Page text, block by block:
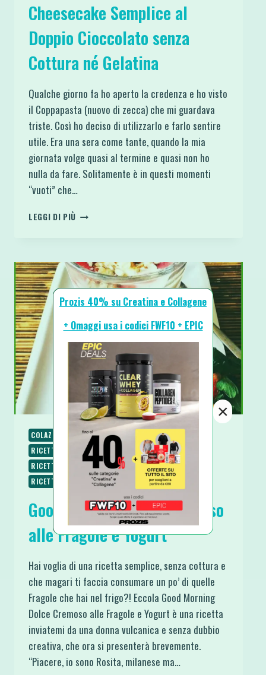
Cheesecake Semplice al
Doppio Cioccolato senza
Cottura né Gelatina
Qualche giorno fa ho aperto la credenza e ho visto
il Coppapasta (nuovo di zecca) che mi guardava
triste. Così ho deciso di utilizzarlo e farlo sentire
utile. Era una sera come tante, quando la mia
giornata volge quasi al termine e quasi non ho
nulla da fare. Solitamente è in questi momenti
“vuoti” che…
LEGGI DI PIÙ CHEESECAKE
CIOCCOLATO
SENZA
COTTURA
NÉ
COLAZIONE PIATTI FREDDI
RICETTE
RICETTE DOLCI
RICETTE SENZA COTTURA
RICETTE SENZA GLUTINE
RICETTE VEGANE
RICETTE VEGETARIANE
SPUNTINI E SNACKS
Good Morning Dolce Cremoso
alle Fragole e Yogurt
Hai voglia di una ricetta semplice, senza cottura e
che magari ti faccia consumare un po’ di quelle
Fragole che hai nel frigo?! Eccola Good Morning
Dolce Cremoso alle Fragole e Yogurt è una ricetta
inviatemi da una donna vulcanica e senza dubbio
creativa, che ora si presenterà brevemente.
“Piacere, io sono Rosita, milanese ma…
Prozis 40% su Creatina e Collagene
+ Omaggi usa i codici FWF10 + EPIC
×